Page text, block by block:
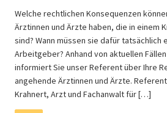
Welche rechtlichen Konsequenzen
Ärztinnen und Ärzte haben, die in einem
sind? Wann müssen sie dafür tatsächlich
Arbeitgeber? Anhand von aktuellen
informiert Sie unser Referent über Ihre
angehende Ärztinnen und Ärzte.
Krahnert, Arzt und Fachanwalt für […]